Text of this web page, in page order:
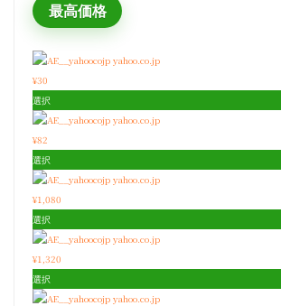
最高価格
yahoo.co.jp
¥30
選択
yahoo.co.jp
¥82
選択
yahoo.co.jp
¥1,080
選択
yahoo.co.jp
¥1,320
選択
yahoo.co.jp